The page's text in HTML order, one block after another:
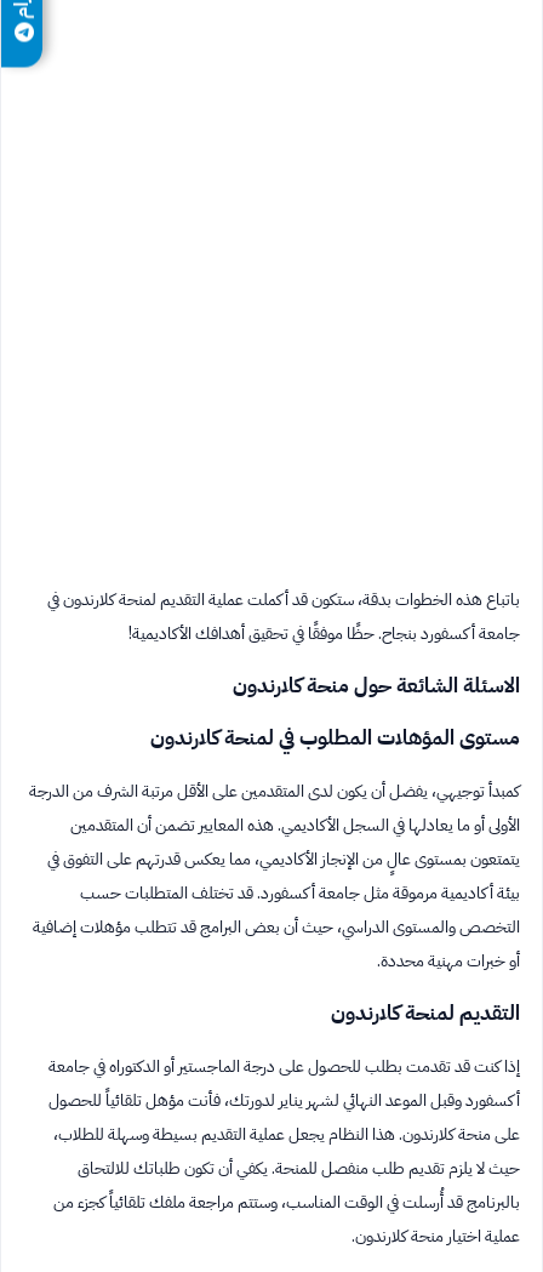
باتباع هذه الخطوات بدقة، ستكون قد أكملت عملية التقديم لمنحة كلارندون في
جامعة أكسفورد بنجاح. حظًا موفقًا في تحقيق أهدافك الأكاديمية!
الاسئلة الشائعة حول منحة كلارندون
مستوى المؤهلات المطلوب في لمنحة كلارندون
كمبدأ توجيهي، يفضل أن يكون لدى المتقدمين على الأقل مرتبة الشرف من الدرجة
الأولى أو ما يعادلها في السجل الأكاديمي. هذه المعايير تضمن أن المتقدمين
يتمتعون بمستوى عالٍ من الإنجاز الأكاديمي، مما يعكس قدرتهم على التفوق في
بيئة أكاديمية مرموقة مثل جامعة أكسفورد. قد تختلف المتطلبات حسب
التخصص والمستوى الدراسي، حيث أن بعض البرامج قد تتطلب مؤهلات إضافية
أو خبرات مهنية محددة.
التقديم لمنحة كلارندون
إذا كنت قد تقدمت بطلب للحصول على درجة الماجستير أو الدكتوراه في جامعة
أكسفورد وقبل الموعد النهائي لشهر يناير لدورتك، فأنت مؤهل تلقائياً للحصول
على منحة كلارندون. هذا النظام يجعل عملية التقديم بسيطة وسهلة للطلاب،
حيث لا يلزم تقديم طلب منفصل للمنحة. يكفي أن تكون طلباتك للالتحاق
بالبرنامج قد أُرسلت في الوقت المناسب، وستتم مراجعة ملفك تلقائياً كجزء من
عملية اختيار منحة كلارندون.